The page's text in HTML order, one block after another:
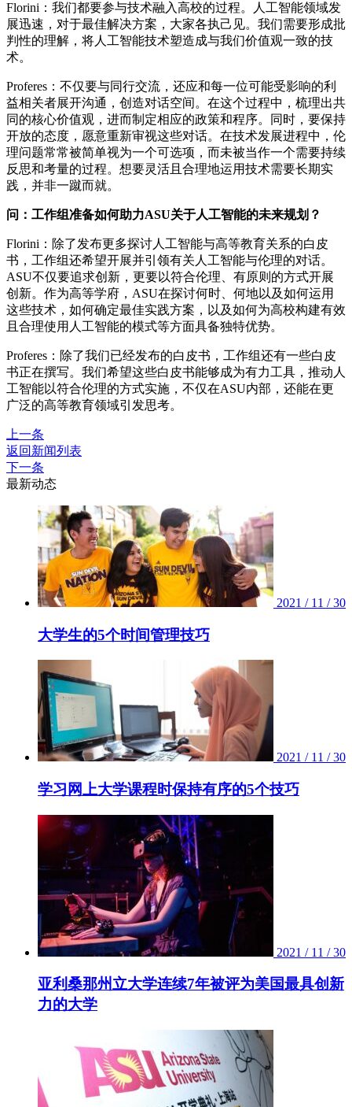
Florini：我们都要参与技术融入高校的过程。人工智能领域发
展迅速，对于最佳解决方案，大家各执己见。我们需要形成批
判性的理解，将人工智能技术塑造成与我们价值观一致的技
术。
Proferes：不仅要与同行交流，还应和每一位可能受影响的利
益相关者展开沟通，创造对话空间。在这个过程中，梳理出共
同的核心价值观，进而制定相应的政策和程序。同时，要保持
开放的态度，愿意重新审视这些对话。在技术发展进程中，伦
理问题常常被简单视为一个可选项，而未被当作一个需要持续
反思和考量的过程。想要灵活且合理地运用技术需要长期实
践，并非一蹴而就。
问：工作组准备如何助力ASU关于人工智能的未来规划？
Florini：除了发布更多探讨人工智能与高等教育关系的白皮
书，工作组还希望开展并引领有关人工智能与伦理的对话。
ASU不仅要追求创新，更要以符合伦理、有原则的方式开展
创新。作为高等学府，ASU在探讨何时、何地以及如何运用
这些技术，如何确定最佳实践方案，以及如何为高校构建有效
且合理使用人工智能的模式等方面具备独特优势。
Proferes：除了我们已经发布的白皮书，工作组还有一些白皮
书正在撰写。我们希望这些白皮书能够成为有力工具，推动人
工智能以符合伦理的方式实施，不仅在ASU内部，还能在更
广泛的高等教育领域引发思考。
上一条
返回新闻列表
下一条
最新动态
2021 / 11 / 30
大学生的5个时间管理技巧
2021 / 11 / 30
学习网上大学课程时保持有序的5个技巧
2021 / 11 / 30
亚利桑那州立大学连续7年被评为美国最具创新
力的大学